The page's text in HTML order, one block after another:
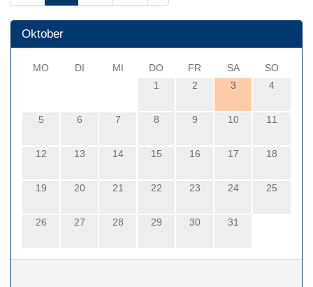
Oktober
MO DI MI DO FR SA
SO
1
2 3 4
5 6 7 8 9 10 11
12 13 14 15 16 17 18
19 20 21 22 23 24 25
26 27 28 29 30 31